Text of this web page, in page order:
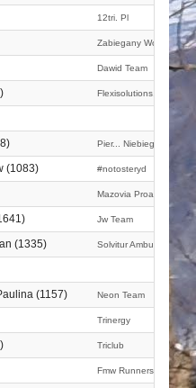
12tri. Pl
Zabiegany Wołomin
Dawid Team
Flexisolutions. Pl
Pier... Niebiegam :)
(1083) #notosteryd
Mazovia Proactiv
Jw Team
(1335) Solvitur Ambulando
(1157) Neon Team
Trinergy
Triclub
Fmw Runnersnaprzód